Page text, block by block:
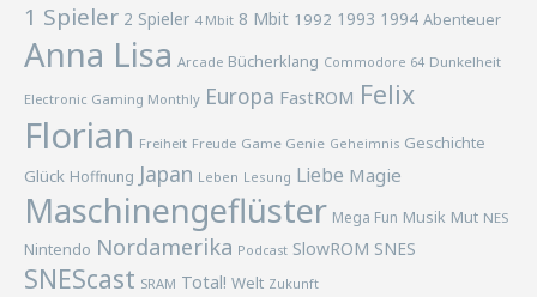
1 Spieler 2 Spieler 4 Mbit 8 Mbit 1992 1993 1994 Abenteuer
Anna Lisa Arcade Bücherklang Commodore 64 Dunkelheit
Electronic Gaming Monthly Europa FastROM Felix
Florian Freiheit Freude Game Genie Geheimnis Geschichte
Glück Hoffnung Japan Leben Lesung Liebe Magie
Maschinengeflüster Mega Fun Musik Mut NES
Nintendo Nordamerika Podcast SlowROM SNES
SNEScast SRAM Total! Welt Zukunft